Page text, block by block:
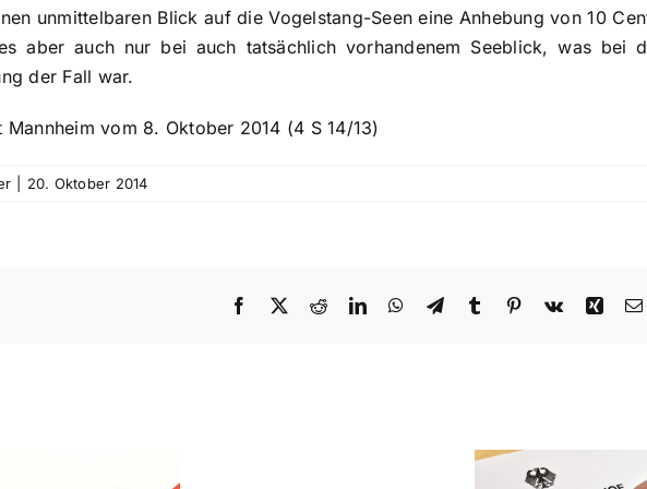
unmittelbaren Blick auf die Vogelstang-Seen eine Anhebung von 10
aber auch nur bei auch tatsächlich vorhandenem Seeblick, was bei
der Fall war.
vom 8. Oktober 2014 (4 S 14/13)
20. Oktober 2014
Facebook
X RedditLinkedInWhatsApp
TelegramTumblr Pinterest
Vk Xing